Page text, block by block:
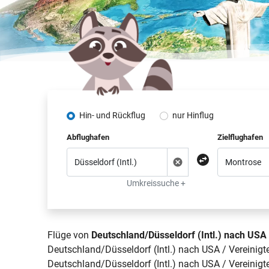
Hin- und Rückflug nur Hinflug
Abflughafen
Umkreissuche +
Zielflughafen
Flüge von Deutschland/Düsseldorf (Intl.) nach
Deutschland/Düsseldorf (Intl.) nach USA /
Deutschland/Düsseldorf (Intl.) nach USA /